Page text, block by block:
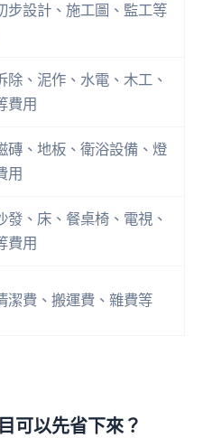
步設計、施工圖、監工等
除、泥作、水電、木工、
費用
磚、地板、衛浴設備、燈
用
發、床、餐桌椅、電視、
費用
潔費、搬運費、雜費等
可以先省下來？